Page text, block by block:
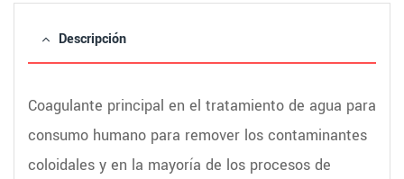
Descripción
Coagulante principal en el tratamiento de agua para
consumo humano para remover los contaminantes
coloidales y en la mayoría de los procesos de